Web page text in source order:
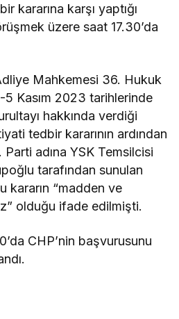
kararına karşı yaptığı
üzere saat 17.30’da
Mahkemesi 36. Hukuk
5 Kasım 2023 tarihlerinde
hakkında verdiği
tedbir kararının ardından
adına YSK Temsilcisi
tarafından sunulan
kararın “madden ve
olduğu ifade edilmişti.
CHP’nin başvurusunu